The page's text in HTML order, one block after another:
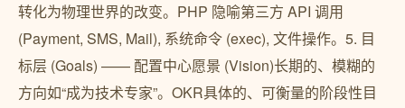
转化为物理世界的改变。PHP 隐喻第三方 API 调用
(Payment, SMS, Mail), 系统命令 (exec), 文件操作。5. 目
标层 (Goals) —— 配置中心愿景 (Vision)长期的、模糊的
方向如“成为技术专家”。OKR具体的、可衡量的阶段性目